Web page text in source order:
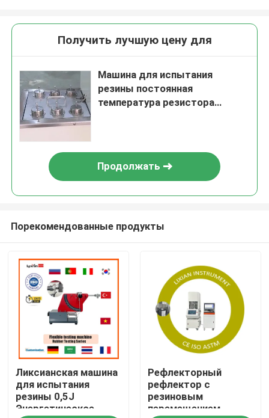
Товары
VR-шоу
Получить лучшую цену для
Машина для испытания
резины постоянная
температура резистора
Продолжать
Порекомендованные продукты
Ликсианская машина
для испытания
резины 0,5J
Энергетическое
Рефлекторный
рефлектор с
резиновым
перемещением